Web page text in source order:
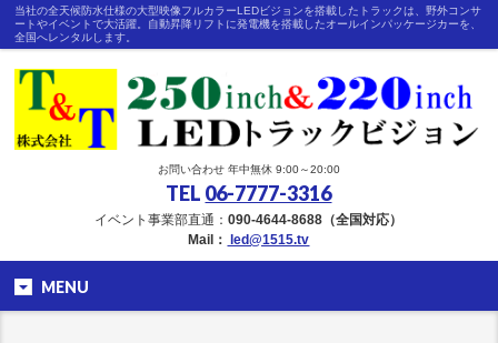
当社の全天候防水仕様の大型映像フルカラーLEDビジョンを搭載したトラックは、野外コンサ
ートやイベントで大活躍。自動昇降リフトに発電機を搭載したオールインパッケージカーを、
全国へレンタルします。
お問い合わせ 年中無休 9:00～20:00
TEL 06-7777-3316
イベント事業部直通：090-4644-8688（全国対応）
Mail：
led@1515.tv
MENU